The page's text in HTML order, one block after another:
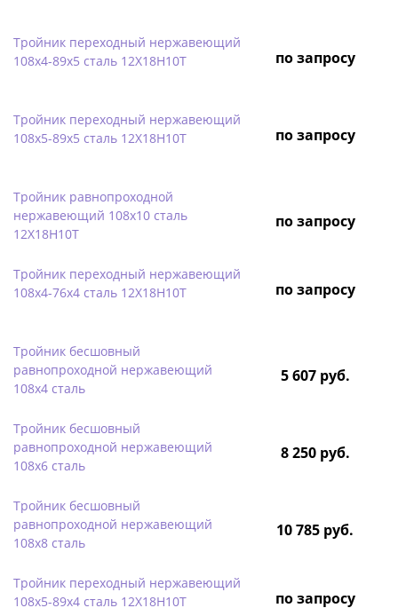
Тройник переходный нержавеющий
108х4-89х5 сталь 12Х18Н10Т
по запросу
Тройник переходный нержавеющий
108х5-89х5 сталь 12Х18Н10Т
по запросу
Тройник равнопроходной
нержавеющий 108х10 сталь
12Х18Н10Т
по запросу
Тройник переходный нержавеющий
108х4-76х4 сталь 12Х18Н10Т
по запросу
Тройник бесшовный
равнопроходной нержавеющий
108х4 сталь
5 607 руб.
Тройник бесшовный
равнопроходной нержавеющий
108х6 сталь
8 250 руб.
Тройник бесшовный
равнопроходной нержавеющий
108х8 сталь
10 785 руб.
Тройник переходный нержавеющий
108х5-89х4 сталь 12Х18Н10Т
по запросу